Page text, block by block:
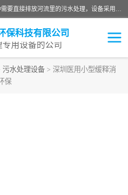
MBR污水处理设备广泛应用于各种需要直接排放河流里的污水处理，设备采用膜生物反应器（Membrane Bioreactor,简称MBR〕技术，取代了传统工艺中的二沉池，它可以*地进行固液分离，得到直接使用的稳定中水，又可在生物池内维持高浓度的微生物量，工艺剩余污泥少，极有效地去除氨氮，出水悬浮物和浊度接近于零，出水中细菌和病毒被大幅度去除，能耗低，占地面积小。
保科技有限公司
用设备的公司
污水处理设备 > 深圳医用小型缓释消
保